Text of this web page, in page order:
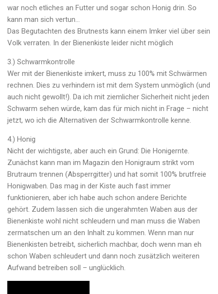
war noch etliches an Futter und sogar schon Honig drin. So
kann man sich vertun…
Das Begutachten des Brutnests kann einem Imker viel über sein
Volk verraten. In der Bienenkiste leider nicht möglich
3.) Schwarmkontrolle
Wer mit der Bienenkiste imkert, muss zu 100% mit Schwärmen
rechnen. Dies zu verhindern ist mit dem System unmöglich (und
auch nicht gewollt!). Da ich mit ziemlicher Sicherheit nicht jeden
Schwarm sehen würde, kam das für mich nicht in Frage – nicht
jetzt, wo ich die Alternativen der Schwarmkontrolle kenne.
4.) Honig
Nicht der wichtigste, aber auch ein Grund: Die Honigernte.
Zunächst kann man im Magazin den Honigraum strikt vom
Brutraum trennen (Absperrgitter) und hat somit 100% brutfreie
Honigwaben. Das mag in der Kiste auch fast immer
funktionieren, aber ich habe auch schon andere Berichte
gehört. Zudem lassen sich die ungerahmten Waben aus der
Bienenkiste wohl nicht schleudern und man muss die Waben
zermatschen um an den Inhalt zu kommen. Wenn man nur
Bienenkisten betreibt, sicherlich machbar, doch wenn man eh
schon Waben schleudert und dann noch zusätzlich weiteren
Aufwand betreiben soll – unglücklich.